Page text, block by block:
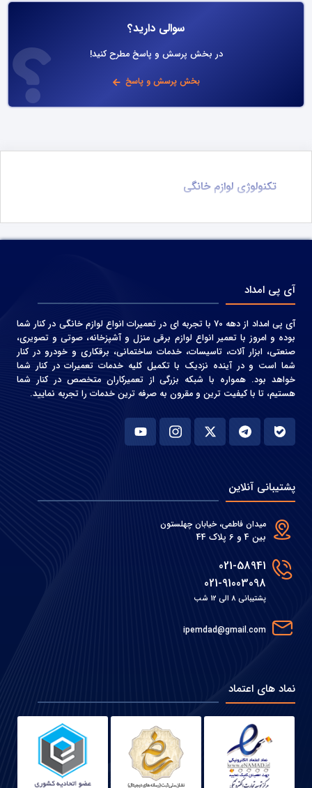
سوالی دارید؟
در بخش پرسش و پاسخ مطرح کنید!
بخش پرسش و پاسخ
تکنولوژی لوازم خانگی
آی پی امداد
آی پی امداد از دهه 70 با تجربه ای در تعمیرات انواع لوازم خانگی در کنار شما
بوده و امروز با تعمیر انواع لوازم برقی منزل و آشپزخانه، صوتی و‌ تصویری،
صنعتی، ابزار آلات، تاسیسات، خدمات ساختمانی، برقکاری و خودرو در کنار
شما است و در آینده نزدیک با تکمیل کلیه خدمات تعمیرات در کنار شما
خواهد بود. همواره با شبکه بزرگی از تعمیرکاران متخصص در کنار شما
هستیم، تا با کیفیت ترین و مقرون به صرفه ترین خدمات را تجربه نمایید.
پشتیبانی آنلاین
میدان فاطمی، خیابان چهلستون
بین 4 و 6 پلاک 44
021-58941
021-91003098
پشتیبانی 8 الی 12 شب
ipemdad@gmail.com
نماد های اعتماد